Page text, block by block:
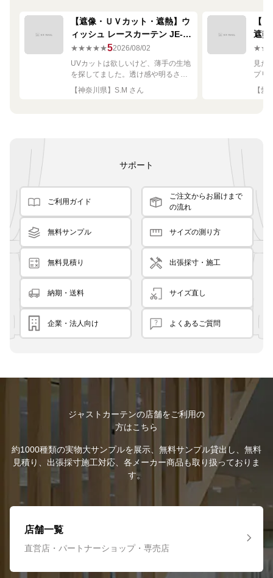
【遮像・ＵＶカット・遮熱】ウ
ィッシュ レースカーテン JE-
67249R シルバー
★★★★★52026/08/02
UVカットは欲しいけど、薄手の生地
を探してました。透け感や明るさも
ちょうど良く思った通りで満足で
す。
【神奈川県】S.M さん
【
遮熱
ー
見た
プリ
れい
【愛
サポート
ご利用ガイド
ご注文からお届けまで
の流れ
無料サンプル サイズの測り方
無料見積り 出張採寸・施工
納期・送料 サイズ直し
企業・法人向け よくあるご質問
ジャストカーテンの店舗をご利用の
方はこちら
約1000種類の実物大サンプルを展示、無料サンプル貸出し、無料
見積り、出張採寸施工対応、各メーカー商品も取り扱っておりま
す。
店舗一覧
直営店・パートナーショップ・専売店